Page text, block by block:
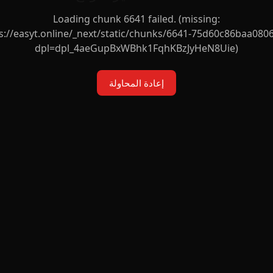
Loading chunk 6641 failed. (missing:
easyt.online/_next/static/chunks/6641-
dpl=dpl_4aeGupBxWBhk1FqhKBzJyHeN8Uie)
إعادة المحاولة